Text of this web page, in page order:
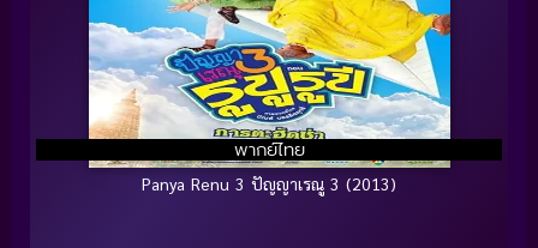
พากย์ไทย
Panya Renu 3 ปัญญาเรณู 3 (2013)